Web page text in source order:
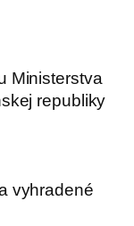
Ministerstva
republiky
vyhradené